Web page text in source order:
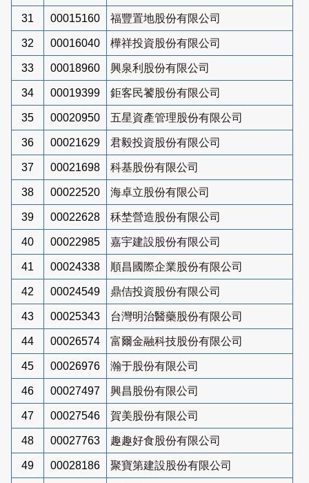
31 00015160 福豐置地股份有限公司
32 00016040 樺祥投資股份有限公司
33 00018960 興泉利股份有限公司
34 00019399 鉅客民饕股份有限公司
35 00020950 五星資產管理股份有限公司
36 00021629 君毅投資股份有限公司
37 00021698 科基股份有限公司
38 00022520 海卓立股份有限公司
39 00022628 秝埜營造股份有限公司
40 00022985 嘉宇建設股份有限公司
41 00024338 順昌國際企業股份有限公司
42 00024549 鼎佶投資股份有限公司
43 00025343 台灣明治醫藥股份有限公司
44 00026574 富爾金融科技股份有限公司
45 00026976 瀚于股份有限公司
46 00027497 興昌股份有限公司
47 00027546 賀美股份有限公司
48 00027763 趣趣好食股份有限公司
49 00028186 聚寶第建設股份有限公司